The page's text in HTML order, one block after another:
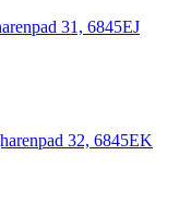
31, 6845EJ
32, 6845EK